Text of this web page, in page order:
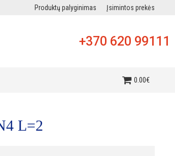
Produktų palyginimas Įsimintos prekės
+370 620 99111
0.00€
L=2